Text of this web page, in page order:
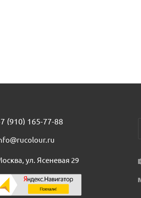
(910) 165-77-88
ул. Ясеневая 29